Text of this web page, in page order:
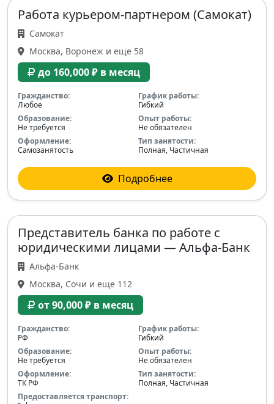
Работа курьером-партнером (Самокат)
Самокат
Москва, Воронеж и еще 58
до 160,000 ₽ в месяц
Гражданство:
Любое
График работы:
Гибкий
Образование:
Не требуется
Опыт работы:
Не обязателен
Оформление:
Самозанятость
Тип занятости:
Полная, Частичная
Подробнее
Представитель банка по работе с
юридическими лицами — Альфа-Банк
Альфа-Банк
Москва, Сочи и еще 112
от 90,000 ₽ в месяц
Гражданство:
РФ
График работы:
Гибкий
Образование:
Не требуется
Опыт работы:
Не обязателен
Оформление:
ТК РФ
Тип занятости:
Полная, Частичная
Предоставляется транспорт: